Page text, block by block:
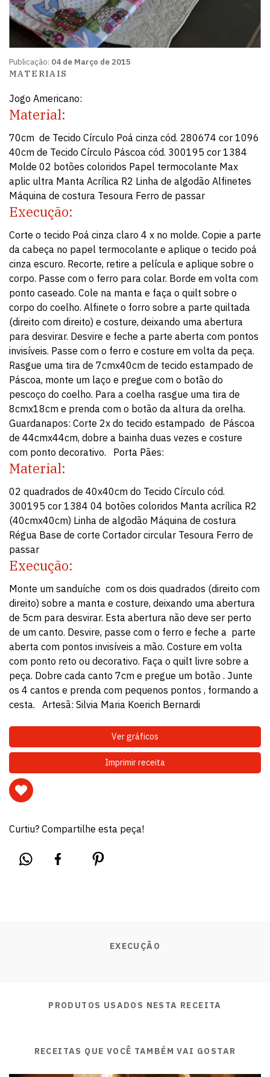
Publicação: 04 de Março de 2015
MATERIAIS
Jogo Americano:
Material:
70cm de Tecido Círculo Poá cinza cód. 280674 cor 1096
40cm de Tecido Círculo Páscoa cód. 300195 cor 1384
Molde 02 botões coloridos Papel termocolante Max
aplic ultra Manta Acrílica R2 Linha de algodão Alfinetes
Máquina de costura Tesoura Ferro de passar
Execução:
Corte o tecido Poá cinza claro 4 x no molde. Copie a parte
da cabeça no papel termocolante e aplique o tecido poá
cinza escuro. Recorte, retire a película e aplique sobre o
corpo. Passe com o ferro para colar. Borde em volta com
ponto caseado. Cole na manta e faça o quilt sobre o
corpo do coelho. Alfinete o forro sobre a parte quiltada
(direito com direito) e costure, deixando uma abertura
para desvirar. Desvire e feche a parte aberta com pontos
invisíveis. Passe com o ferro e costure em volta da peça.
Rasgue uma tira de 7cmx40cm de tecido estampado de
Páscoa, monte um laço e pregue com o botão do
pescoço do coelho. Para a coelha rasgue uma tira de
8cmx18cm e prenda com o botão da altura da orelha.
Guardanapos: Corte 2x do tecido estampado de Páscoa
de 44cmx44cm, dobre a bainha duas vezes e costure
com ponto decorativo. Porta Pães:
Material:
02 quadrados de 40x40cm do Tecido Círculo cód.
300195 cor 1384 04 botões coloridos Manta acrílica R2
(40cmx40cm) Linha de algodão Máquina de costura
Régua Base de corte Cortador circular Tesoura Ferro de
passar
Execução:
Monte um sanduíche com os dois quadrados (direito com
direito) sobre a manta e costure, deixando uma abertura
de 5cm para desvirar. Esta abertura não deve ser perto
de um canto. Desvire, passe com o ferro e feche a parte
aberta com pontos invisíveis a mão. Costure em volta
com ponto reto ou decorativo. Faça o quilt livre sobre a
peça. Dobre cada canto 7cm e pregue um botão . Junte
os 4 cantos e prenda com pequenos pontos , formando a
cesta. Artesã: Silvia Maria Koerich Bernardi
Ver gráficos
Imprimir receita
Curtiu? Compartilhe esta peça!
EXECUÇÃO
PRODUTOS USADOS NESTA RECEITA
RECEITAS QUE VOCÊ TAMBÉM VAI GOSTAR